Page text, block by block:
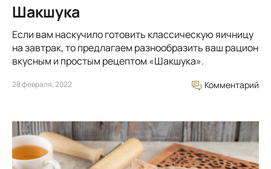
Шакшука
Если вам наскучило готовить классическую яичницу
на завтрак, то предлагаем разнообразить ваш рацион
вкусным и простым рецептом «Шакшука».
28 февраля, 2022 Комментарий